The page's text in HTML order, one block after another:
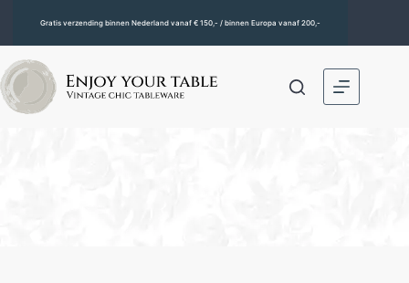
Gratis verzending binnen Nederland vanaf € 150,- / binnen Europa vanaf 200,-